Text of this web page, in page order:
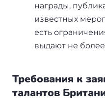
награды,
известных
есть
выдают не
Требования к
талантов
Whatsapp